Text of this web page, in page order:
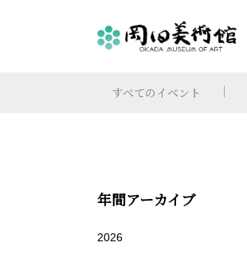
すべてのイベント
年間アーカイブ
2026